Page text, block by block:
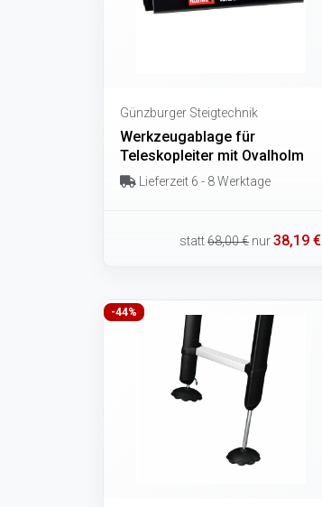
Günzburger Steigtechnik
Werkzeugablage für
Teleskopleiter mit Ovalholm
Lieferzeit 6 - 8 Werktage
statt68,00 € nur38,19 €
-44%